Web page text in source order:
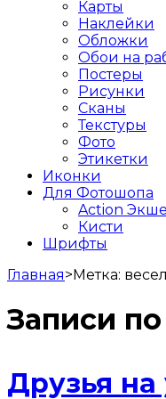
Карты
Наклейки
Обложки
Обои на
Постеры
Рисунки
Сканы
Текстуры
Фото
Этикетки
Иконки
Для Фотошопа
Action
Кисти
Шрифты
Главная>Метка:
Записи
Друзья